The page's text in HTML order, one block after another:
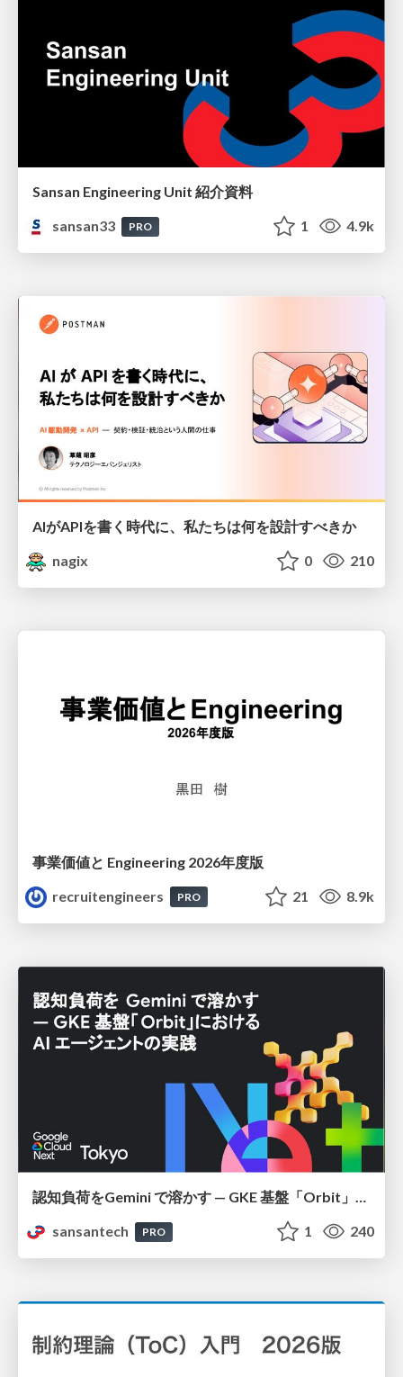
Sansan Engineering Unit 紹介資料
sansan33
PRO 1 4.9k
AIがAPIを書く時代に、私たちは何を設計すべきか
nagix
0 210
事業価値と Engineering 2026年度版
recruitengineers
PRO 21 8.9k
認知負荷をGemini で溶かす — GKE 基盤「Orbit」における AI エージェントの実践
sansantech
PRO 1 240